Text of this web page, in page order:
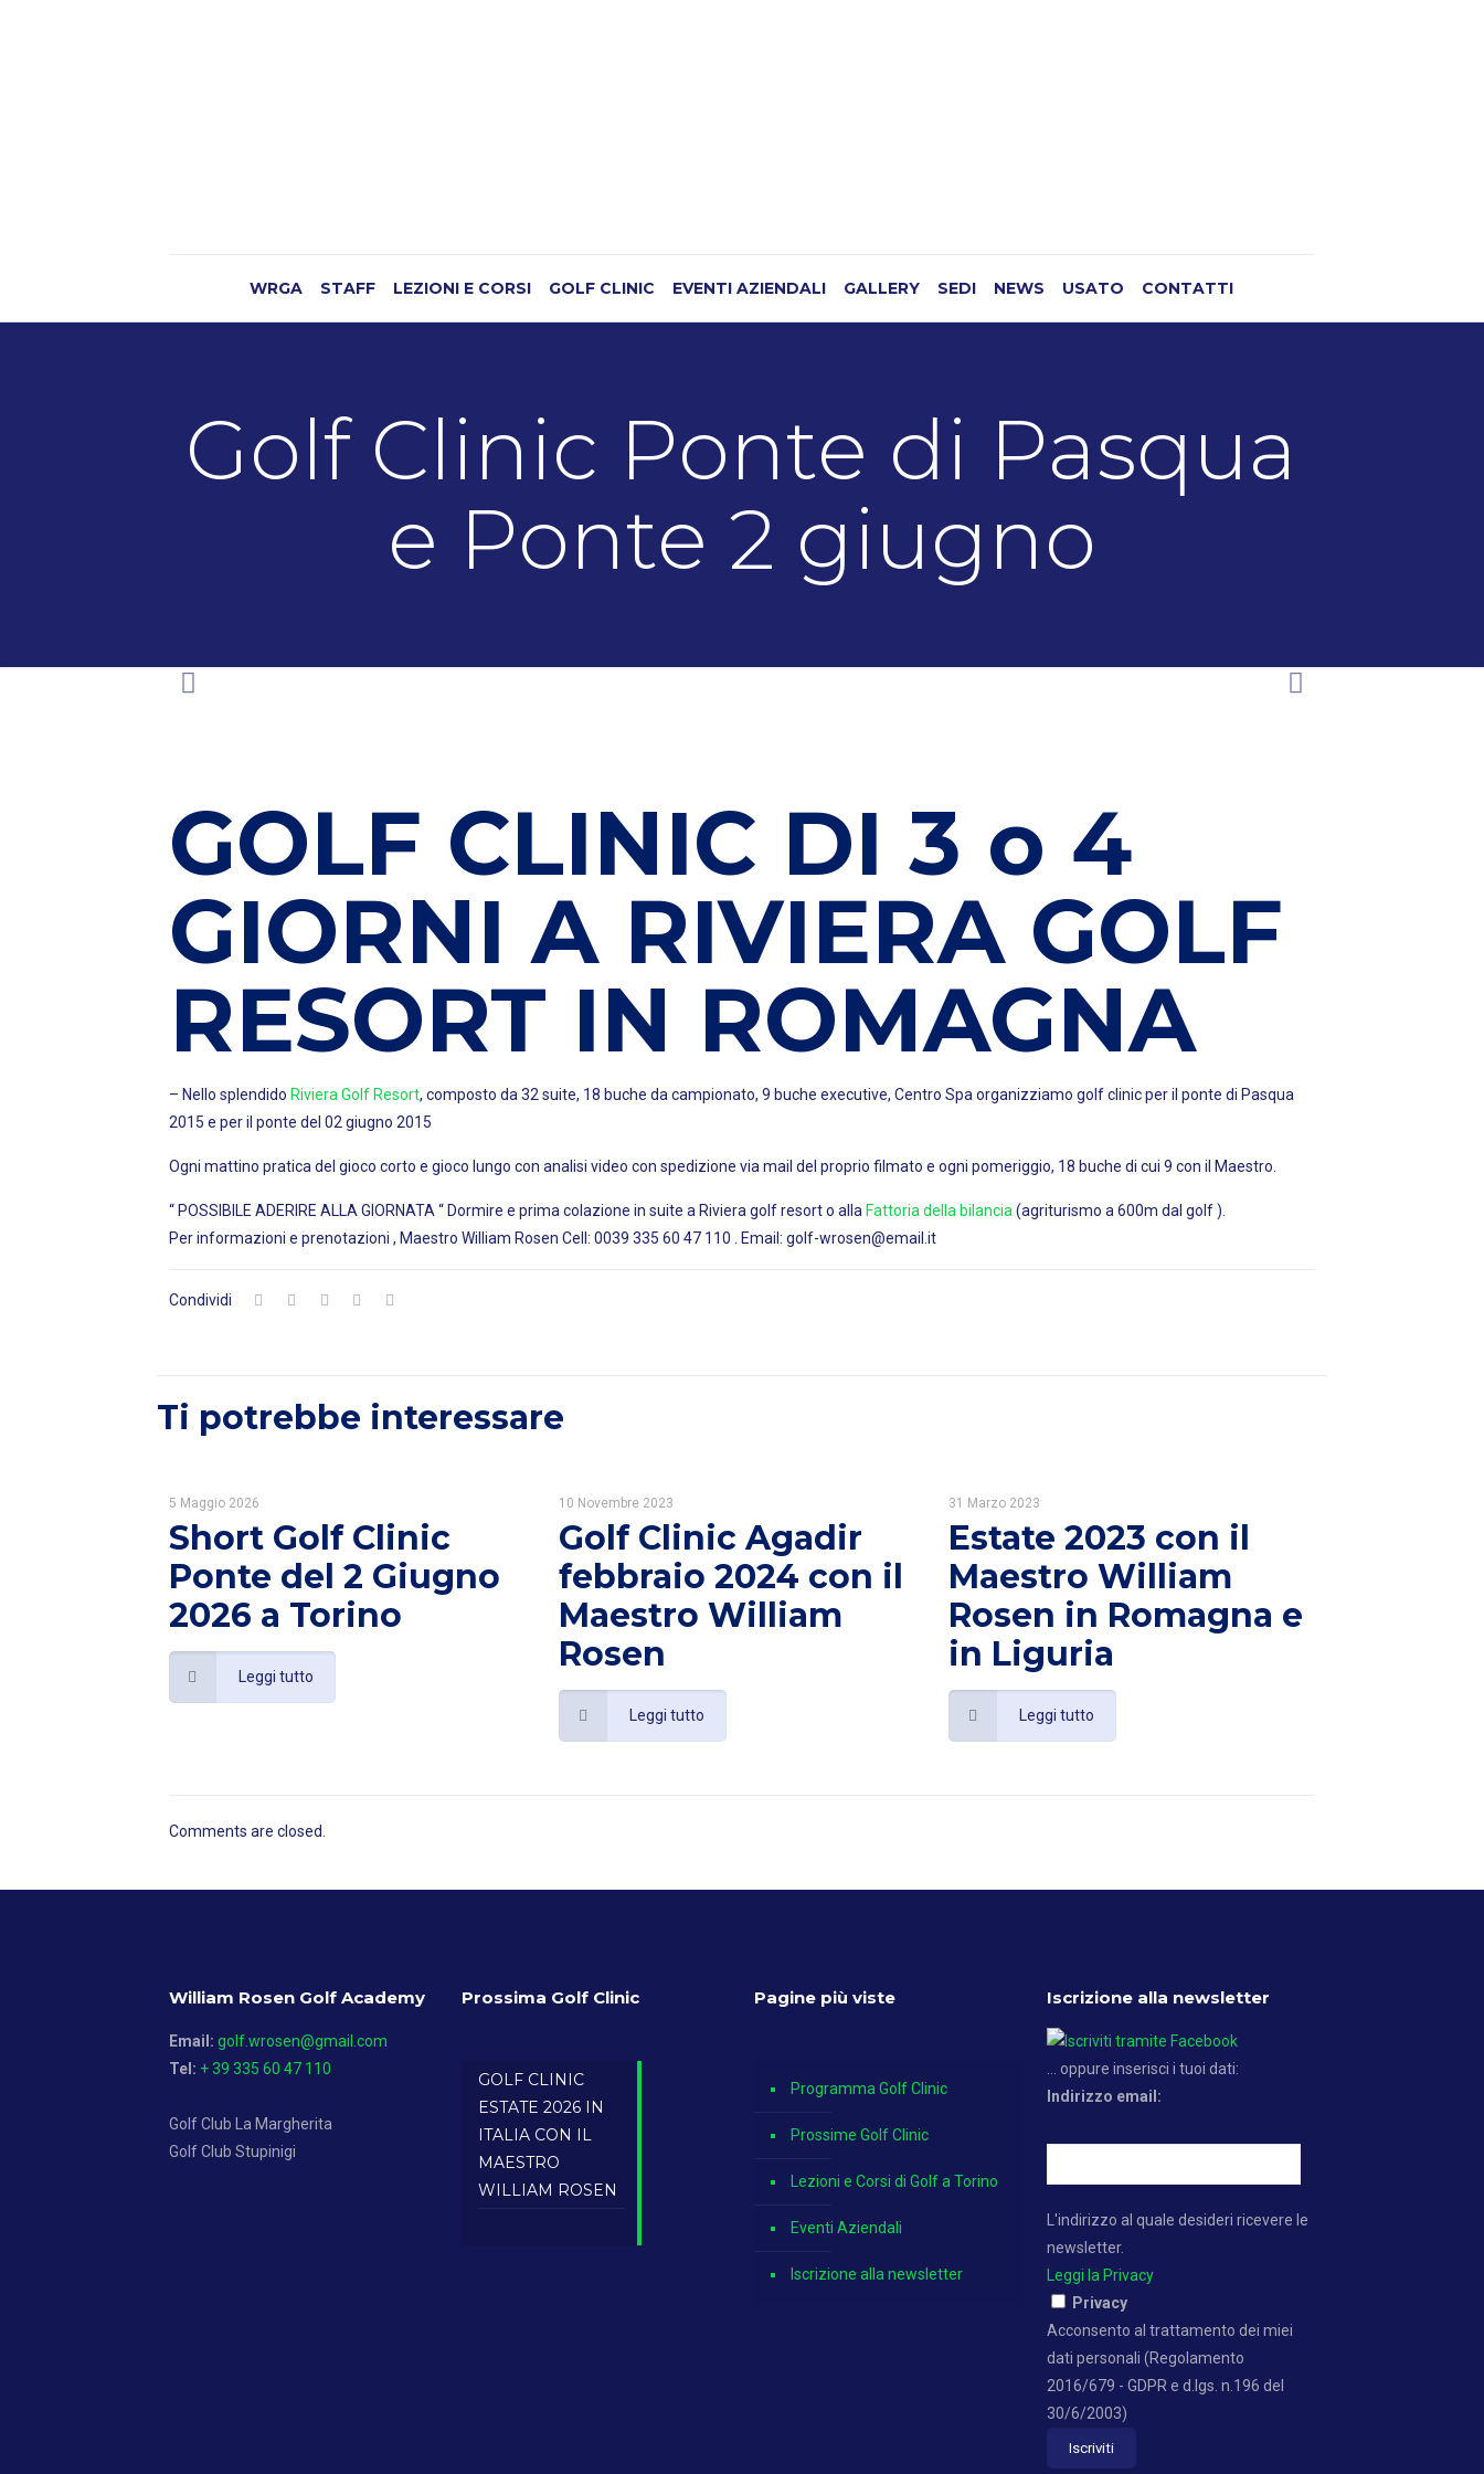
WRGA STAFF LEZIONI E CORSI GOLF CLINIC EVENTI AZIENDALI GALLERY SEDI NEWS USATO CONTATTI
Golf Clinic Ponte di Pasqua
e Ponte 2 giugno
GOLF CLINIC DI 3 o 4
GIORNI A RIVIERA GOLF
RESORT IN ROMAGNA
– Nello splendido Riviera Golf Resort, composto da 32 suite, 18 buche da campionato, 9 buche executive, Centro Spa organizziamo golf clinic per il ponte di Pasqua
2015 e per il ponte del 02 giugno 2015
Ogni mattino pratica del gioco corto e gioco lungo con analisi video con spedizione via mail del proprio filmato e ogni pomeriggio, 18 buche di cui 9 con il Maestro.
“ POSSIBILE ADERIRE ALLA GIORNATA “ Dormire e prima colazione in suite a Riviera golf resort o alla Fattoria della bilancia (agriturismo a 600m dal golf ).
Per informazioni e prenotazioni , Maestro William Rosen Cell: 0039 335 60 47 110 . Email: golf-wrosen@email.it
Condividi
Ti potrebbe interessare
5 Maggio 2026
Short Golf Clinic
Ponte del 2 Giugno
2026 a Torino
Leggi tutto
10 Novembre 2023
Golf Clinic Agadir
febbraio 2024 con il
Maestro William
Rosen
Leggi tutto
31 Marzo 2023
Estate 2023 con il
Maestro William
Rosen in Romagna e
in Liguria
Leggi tutto
Comments are closed.
William Rosen Golf Academy
Email: golf.wrosen@gmail.com
Tel: + 39 335 60 47 110
Golf Club La Margherita
Golf Club Stupinigi
Prossima Golf Clinic
GOLF CLINIC
ESTATE 2026 IN
ITALIA CON IL
MAESTRO
WILLIAM ROSEN
Pagine più viste
Programma Golf Clinic
Prossime Golf Clinic
Lezioni e Corsi di Golf a Torino
Eventi Aziendali
Iscrizione alla newsletter
Iscrizione alla newsletter
... oppure inserisci i tuoi dati:
Indirizzo email:
L'indirizzo al quale desideri ricevere le
newsletter.
Leggi la Privacy
Privacy
Acconsento al trattamento dei miei
dati personali (Regolamento
2016/679 - GDPR e d.lgs. n.196 del
30/6/2003)